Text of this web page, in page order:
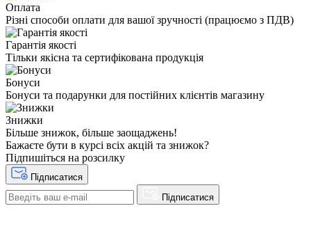
Оплата
Різні способи оплати для вашої зручності (працюємо з ПДВ)
Гарантія якості
Тільки якісна та сертифікована продукція
Бонуси
Бонуси та подарунки для постійних клієнтів магазину
Знижки
Більше знижок, більше заощаджень!
Бажаєте бути в курсі всіх акцій та знижок?
Підпишіться на розсилку
Підписатися
Підписатися